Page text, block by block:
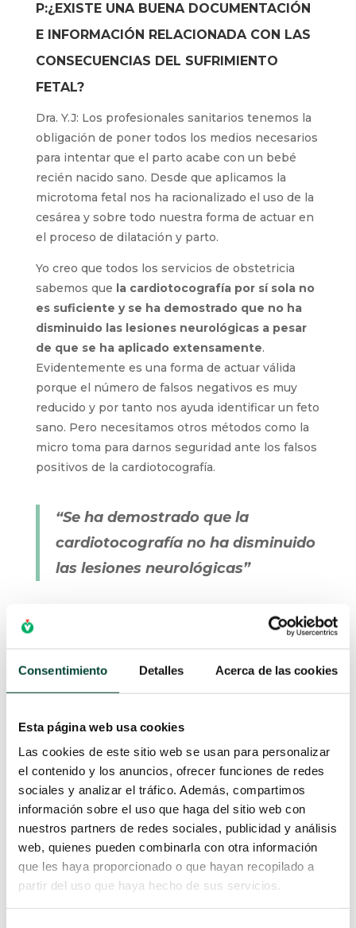
Consentimiento Detalles Acerca de las cookies
Esta página web usa cookies
Las cookies de este sitio web se usan para personalizar
el contenido y los anuncios, ofrecer funciones de redes
sociales y analizar el tráfico. Además, compartimos
información sobre el uso que haga del sitio web con
nuestros partners de redes sociales, publicidad y análisis
web, quienes pueden combinarla con otra información
que les haya proporcionado o que hayan recopilado a
partir del uso que haya hecho de sus servicios.
P:¿EXISTE UNA BUENA DOCUMENTACIÓN
E INFORMACIÓN RELACIONADA CON LAS
CONSECUENCIAS DEL SUFRIMIENTO
FETAL?
Dra. Y.J: Los profesionales sanitarios tenemos la
obligación de poner todos los medios necesarios
para intentar que el parto acabe con un bebé
recién nacido sano. Desde que aplicamos la
microtoma fetal nos ha racionalizado el uso de la
cesárea y sobre todo nuestra forma de actuar en
el proceso de dilatación y parto.
Yo creo que todos los servicios de obstetricia
sabemos que la cardiotocografía por sí sola no
es suficiente y se ha demostrado que no ha
disminuido las lesiones neurológicas a pesar
de que se ha aplicado extensamente.
Evidentemente es una forma de actuar válida
porque el número de falsos negativos es muy
reducido y por tanto nos ayuda identificar un feto
sano. Pero necesitamos otros métodos como la
micro toma para darnos seguridad ante los falsos
positivos de la cardiotocografía.
“Se ha demostrado que la
cardiotocografía no ha disminuido
las lesiones neurológicas”
La mayoría de los servicios de obstetricia utilizan
para complementar la microtoma, porque hoy en
día ningún otro método es fiable al 100%. Hay
algunos casos en los cuales no se pueden hacer
las pruebas de microtomas fetales: las mujeres
modalidades en la presentación fetal o si el feto
padece una coagulopatía. En el resto de los casos
ante un cardiotocograma no tranquilizador se
debe apostar por la microtoma. Es un sistema
ampliamente descrito y con una evidencia
suficiente.